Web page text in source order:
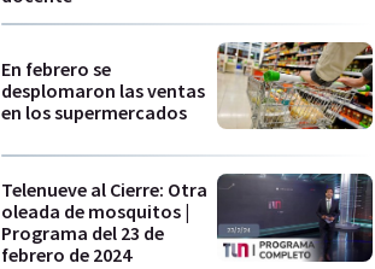
En febrero se
desplomaron las ventas
en los supermercados
Telenueve al Cierre: Otra
oleada de mosquitos |
Programa del 23 de
febrero de 2024